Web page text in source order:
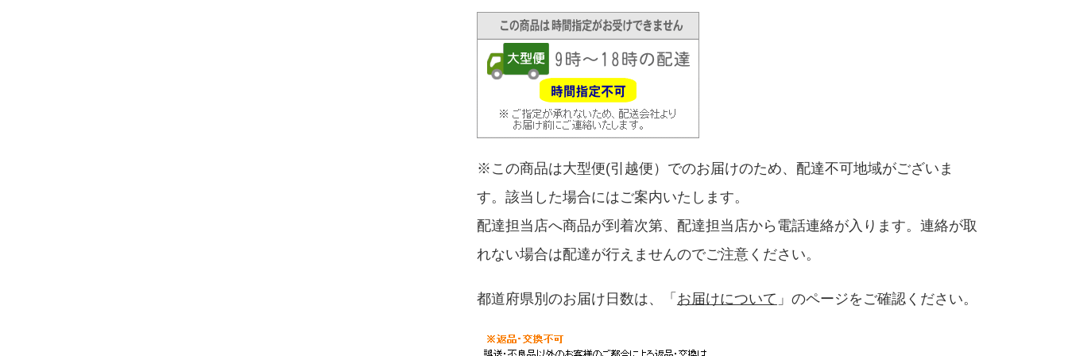
※この商品は大型便(引越便）でのお届けのため、配達不可地域がございま
す。該当した場合にはご案内いたします。
配達担当店へ商品が到着次第、配達担当店から電話連絡が入ります。連絡が取
れない場合は配達が行えませんのでご注意ください。
都道府県別のお届け日数は、「 お届けについて 」のページをご確認ください。